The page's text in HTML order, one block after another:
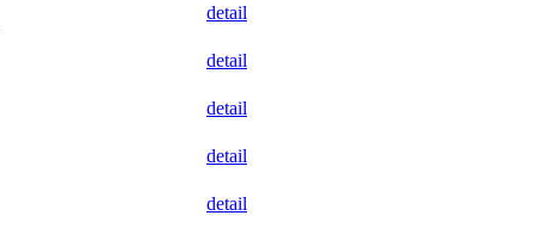
detail
detail
detail
detail
detail